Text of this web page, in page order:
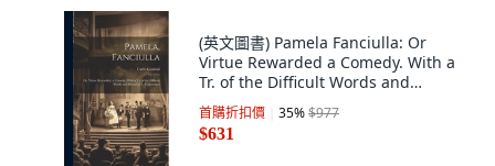
(英文圖書) Pamela Fanciulla: Or
Virtue Rewarded a Comedy. With a
Tr. of the Difficult Words and
Idiom... 精裝版, Legare Street
Press, 英文
首購折扣價 35%$977
$631